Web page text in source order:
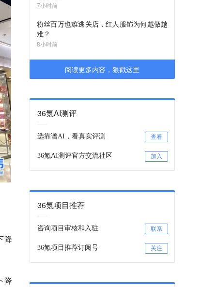
降
降
7小时前
粉丝百万也难逃关店，红人服饰为何越做越
难？
8小时前
阅读更多内容，狠戳这里
36氪AI测评
选靠谱AI，看真实评测 查看
36氪AI测评官方交流社区 加入
36氪项目推荐
咨询项目审核和入驻 联系
36氪项目推荐订阅号 关注